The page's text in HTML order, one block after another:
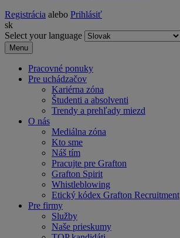
Registrácia alebo Prihlásiť
sk
Select your language
Menu
Pracovné ponuky
Pre uchádzačov
Kariérna zóna
Študenti a absolventi
Trendy a prehľady miezd
O nás
Mediálna zóna
Kto sme
Náš tím
Pracujte pre Grafton
Grafton Spirit
Whistleblowing
Etický kódex Grafton Recruitment
Pre firmy
Služby
Naše prieskumy